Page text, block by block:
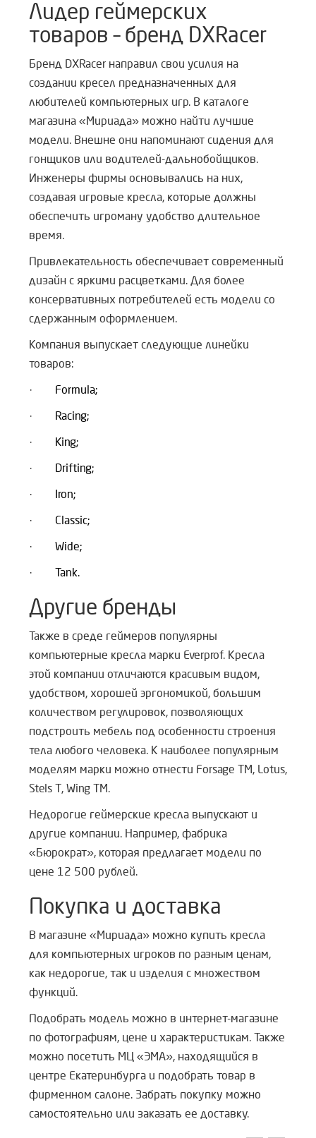
Лидер геймерских
товаров – бренд DXRacer
Бренд DXRacer направил свои усилия на
создании кресел предназначенных для
любителей компьютерных игр. В каталоге
магазина «Мириада» можно найти лучшие
модели. Внешне они напоминают сидения для
гонщиков или водителей-дальнобойщиков.
Инженеры фирмы основывались на них,
создавая игровые кресла, которые должны
обеспечить игроману удобство длительное
время.
Привлекательность обеспечивает современный
дизайн с яркими расцветками. Для более
консервативных потребителей есть модели со
сдержанным оформлением.
Компания выпускает следующие линейки
товаров:
· Formula;
· Racing;
· King;
· Drifting;
· Iron;
· Classic;
· Wide;
· Tank.
Другие бренды
Также в среде геймеров популярны
компьютерные кресла марки Everprof. Кресла
этой компании отличаются красивым видом,
удобством, хорошей эргономикой, большим
количеством регулировок, позволяющих
подстроить мебель под особенности строения
тела любого человека. К наиболее популярным
моделям марки можно отнести Forsage TM, Lotus,
Stels T, Wing TM.
Недорогие геймерские кресла выпускают и
другие компании. Например, фабрика
«Бюрократ», которая предлагает модели по
цене 12 500 рублей.
Покупка и доставка
В магазине «Мириада» можно купить кресла
для компьютерных игроков по разным ценам,
как недорогие, так и изделия с множеством
функций.
Подобрать модель можно в интернет-магазине
по фотографиям, цене и характеристикам. Также
можно посетить МЦ «ЭМА», находящийся в
центре Екатеринбурга и подобрать товар в
фирменном салоне. Забрать покупку можно
самостоятельно или заказать ее доставку.